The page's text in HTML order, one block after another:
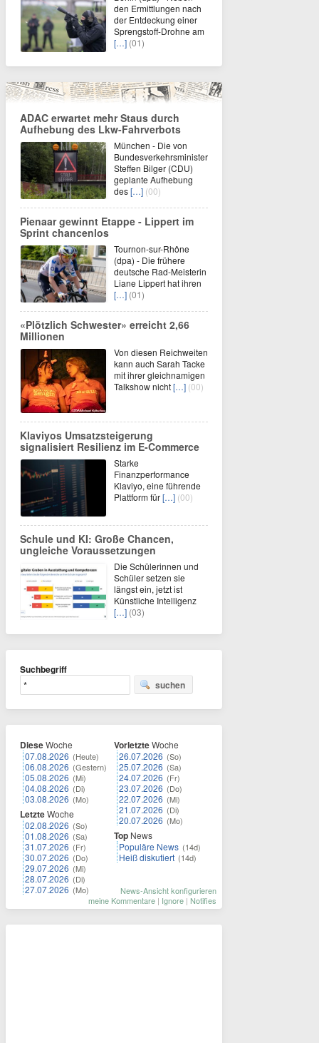
den Ermittlungen nach
der Entdeckung einer
Sprengstoff-Drohne am
[…] (01)
ADAC erwartet mehr Staus durch
Aufhebung des Lkw-Fahrverbots
München - Die von
Bundesverkehrsminister
Steffen Bilger (CDU)
geplante Aufhebung
des[…] (00)
Pienaar gewinnt Etappe - Lippert im
Sprint chancenlos
Tournon-sur-Rhône
(dpa) - Die frühere
deutsche Rad-Meisterin
Liane Lippert hat ihren
[…] (01)
«Plötzlich Schwester» erreicht 2,66
Millionen
Von diesen Reichweiten
kann auch Sarah Tacke
mit ihrer gleichnamigen
Talkshow nicht[…] (00)
Klaviyos Umsatzsteigerung
signalisiert Resilienz im E-Commerce
Starke
Finanzperformance
Klaviyo, eine führende
Plattform für[…] (00)
Schule und KI: Große Chancen,
ungleiche Voraussetzungen
Die Schülerinnen und
Schüler setzen sie
längst ein, jetzt ist
Künstliche Intelligenz
[…] (03)
Suchbegriff
suchen
DieseWoche
07.08.2026 (Heute)
06.08.2026 (Gestern)
05.08.2026 (Mi)
04.08.2026 (Di)
03.08.2026 (Mo)
LetzteWoche
02.08.2026 (So)
01.08.2026 (Sa)
31.07.2026 (Fr)
30.07.2026 (Do)
29.07.2026 (Mi)
28.07.2026 (Di)
27.07.2026 (Mo)
VorletzteWoche
26.07.2026 (So)
25.07.2026 (Sa)
24.07.2026 (Fr)
23.07.2026 (Do)
22.07.2026 (Mi)
21.07.2026 (Di)
20.07.2026 (Mo)
Top News
Populäre News (14d)
Heiß diskutiert (14d)
News-Ansicht konfigurieren
meine Kommentare | Ignore | Notifies